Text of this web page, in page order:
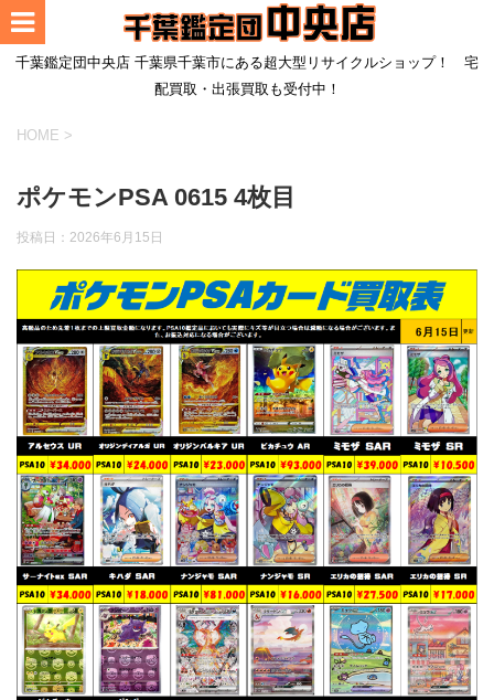
千葉鑑定団中央店 千葉県千葉市にある超大型リサイクルショップ！ 宅
配買取・出張買取も受付中！
HOME >
ポケモンPSA 0615 4枚目
投稿日： 2026年6月15日